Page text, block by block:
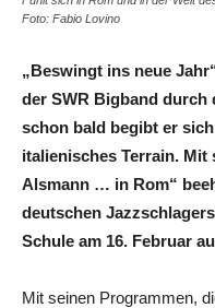
Foto: Fabio Lovino
„Beswingt ins neue
der SWR Bigband durch
schon bald begibt er
italienisches Terrain. Mit
Alsmann … in Rom“
deutschen
Schule am 16. Februar
Mit seinen Programmen,